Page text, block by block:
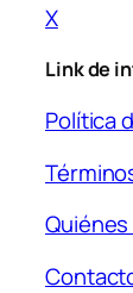
X
Link de
Política